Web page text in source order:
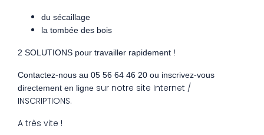
du sécaillage
la tombée des bois
2 SOLUTIONS pour travailler rapidement !
Contactez-nous au 05 56 64 46 20 ou inscrivez-vous
directement en ligne sur notre site Internet /
INSCRIPTIONS.
A très vite !